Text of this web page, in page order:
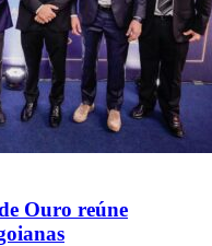
Ouro reúne